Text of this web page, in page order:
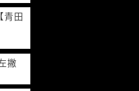
青田
撇